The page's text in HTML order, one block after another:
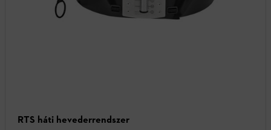
RTS háti hevederrendszer